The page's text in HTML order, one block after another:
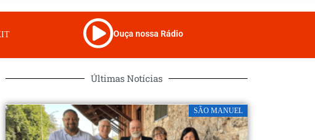
Ouça nossa Rádio
Últimas Notícias
SÃO MANUEL